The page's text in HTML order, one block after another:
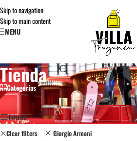
Skip to navigation
Skip to main content
MENU
Tienda
Categorías
Inicio/Tienda
Filtros
Clear filters Giorgio Armani